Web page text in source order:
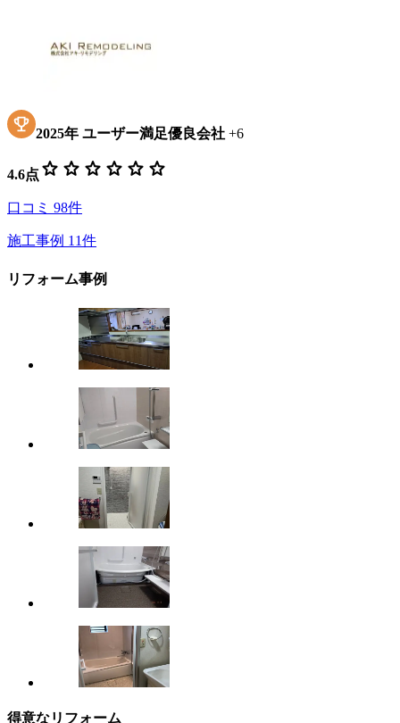
2025年 ユーザー満足優良会社 +6
4.6点 star star star star star star
口コミ 98件
施工事例 11件
リフォーム事例
得意なリフォーム